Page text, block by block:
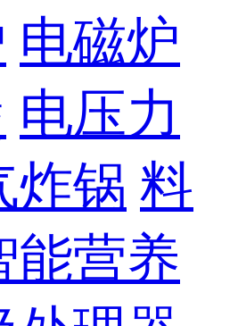
电磁炉
电压力
炸锅 料
能营养